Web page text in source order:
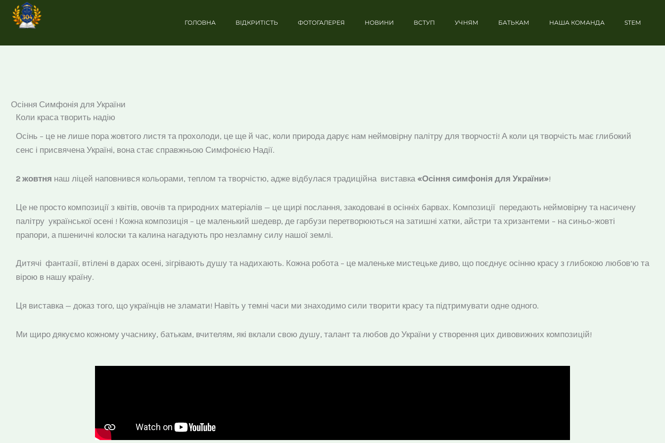
Перейти
ГОЛОВНА ВІДКРИТІСТЬ ФОТОГАЛЕРЕЯ НОВИНИ ВСТУП УЧНЯМ БАТЬКАМ НАША КОМАНДА STEM
Осіння Симфонія для України
Коли краса творить надію
Осінь – це не лише пора жовтого листя та прохолоди, це ще й час, коли природа дарує нам неймовірну палітру для творчості! А коли ця творчість має глибокий
сенс і присвячена Україні, вона стає справжньою Симфонією Надії.
2 жовтня наш ліцей наповнився кольорами, теплом та творчістю, адже відбулася традиційна виставка «Осіння симфонія для України»!
Це не просто композиції з квітів, овочів та природних матеріалів — це щирі послання, закодовані в осінніх барвах. Композиції передають неймовірну та насичену
палітру української осені ! Кожна композиція – це маленький шедевр, де гарбузи перетворюються на затишні хатки, айстри та хризантеми – на синьо-жовті
прапори, а пшеничні колоски та калина нагадують про незламну силу нашої землі.
Дитячі фантазії, втілені в дарах осені, зігрівають душу та надихають. Кожна робота – це маленьке мистецьке диво, що поєднує осінню красу з глибокою любов’ю та
вірою в нашу країну.
Ця виставка — доказ того, що українців не зламати! Навіть у темні часи ми знаходимо сили творити красу та підтримувати одне одного.
Ми щиро дякуємо кожному учаснику, батькам, вчителям, які вклали свою душу, талант та любов до України у створення цих дивовижних композицій!